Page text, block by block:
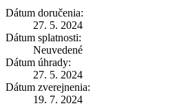
Dátum doručenia:
27. 5. 2024
Dátum splatnosti:
Neuvedené
Dátum úhrady:
27. 5. 2024
Dátum zverejnenia:
19. 7. 2024